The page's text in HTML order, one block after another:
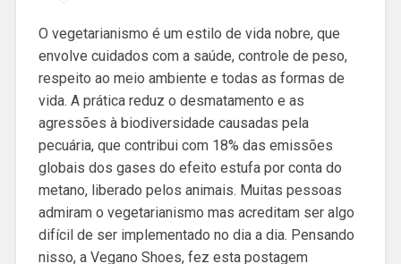
O vegetarianismo é um estilo de vida nobre, que
envolve cuidados com a saúde, controle de peso,
respeito ao meio ambiente e todas as formas de
vida. A prática reduz o desmatamento e as
agressões à biodiversidade causadas pela
pecuária, que contribui com 18% das emissões
globais dos gases do efeito estufa por conta do
metano, liberado pelos animais. Muitas pessoas
admiram o vegetarianismo mas acreditam ser algo
difícil de ser implementado no dia a dia. Pensando
nisso, a Vegano Shoes, fez esta postagem